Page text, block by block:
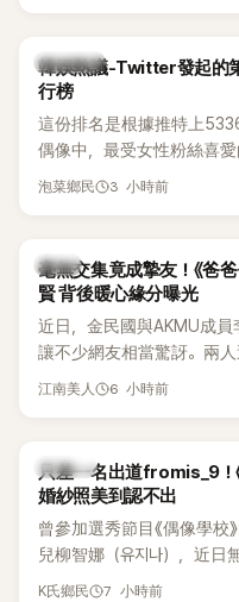
熱議討論
韓娛熱議-Twitter發起的
行榜
這份排名是根據推特上
偶像中，最受女性粉絲喜
員包攬了前三名，展現了
泡菜鄉民 3 小時前
韓星
毫無交集竟成摯友！《爸爸
賢 背後暖心緣分曝光
近日，金民國與AKMU成
讓不少網友相當驚訝。兩
起踏上瑞士之旅，也讓粉絲
江南美人 6 小時前
K-POP
只差一名出道fromis_9！
婚紗照美到認不出
曾參加選秀節目《偶像學
兒柳智娜（유지나），近
照，親自宣布即將步入婚
K氏鄉民 7 小時前